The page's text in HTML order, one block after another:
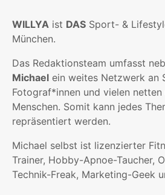
WILLYA ist DAS Sport- &
München.
Das Redaktionsteam umfasst
Michael ein weites Netzwerk an
Fotograf*innen und vielen
Menschen. Somit kann jedes
repräsentiert werden.
Michael selbst ist lizenzierter
Trainer, Hobby-Apnoe-Taucher,
Technik-Freak, Marketing-Geek